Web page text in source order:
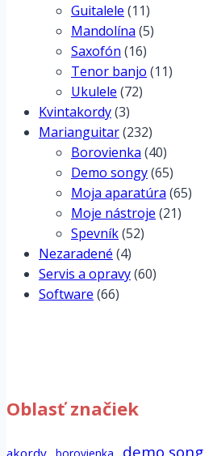
Guitalele (11)
Mandolína (5)
Saxofón (16)
Tenor banjo (11)
Ukulele (72)
Kvintakordy(3)
Marianguitar(232)
Borovienka (40)
Demo songy(65)
Moja aparatúra (65)
Moje nástroje (21)
Spevník(52)
Nezaradené (4)
Servis a opravy(60)
Software (66)
Oblasť značiek
akordy demo song